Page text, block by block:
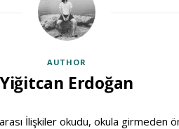
AUTHOR
Yiğitcan Erdoğan
İlişkiler okudu, okula girmeden